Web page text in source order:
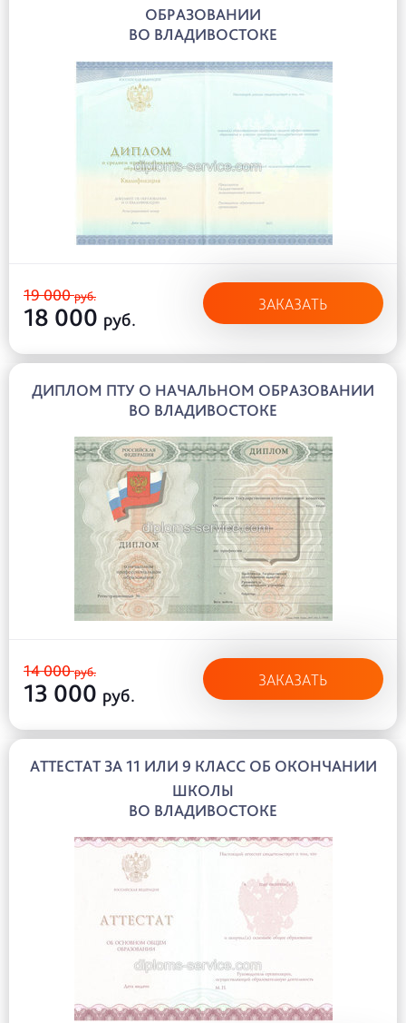
ОБРАЗОВАНИИ
ВО ВЛАДИВОСТОКЕ
19 000руб.
18 000 руб.
ЗАКАЗАТЬ
ДИПЛОМ ПТУ О НАЧАЛЬНОМ ОБРАЗОВАНИИ
ВО ВЛАДИВОСТОКЕ
14 000руб.
13 000 руб.
ЗАКАЗАТЬ
АТТЕСТАТ ЗА 11 ИЛИ 9 КЛАСС ОБ ОКОНЧАНИИ
ШКОЛЫ
ВО ВЛАДИВОСТОКЕ